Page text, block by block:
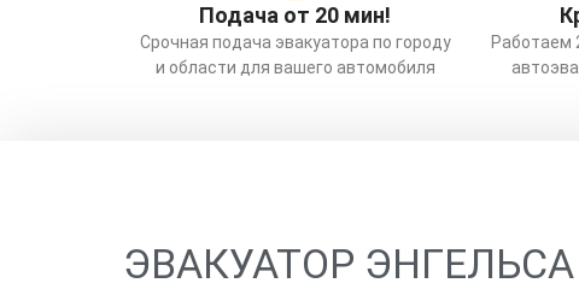
Подача от 20 мин!
Срочная подача эвакуатора по городу
и области для вашего автомобиля
Работаем
ЭВАКУАТОР